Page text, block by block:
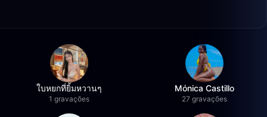
ใบหยกที่ยิ้มหวานๆ
1 gravações
Mónica Castillo
27 gravações